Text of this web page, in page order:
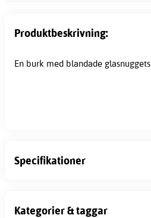
Produktbeskrivning:
En burk med blandade glasnuggets
Specifikationer
Kategorier & taggar